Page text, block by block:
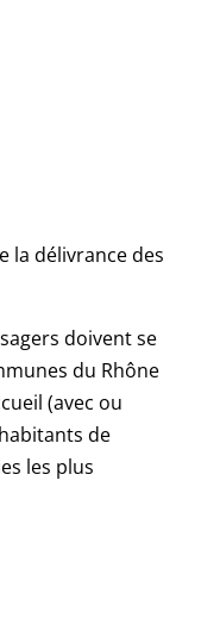
la délivrance des
doivent se
du Rhône
(avec ou
de
les plus